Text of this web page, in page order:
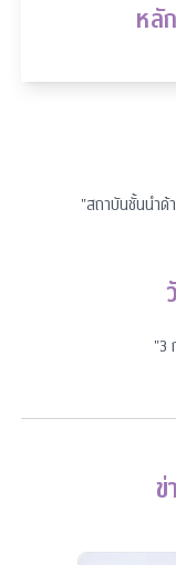
หลั
"สถาบันชั้นนำด้
"3
ข่